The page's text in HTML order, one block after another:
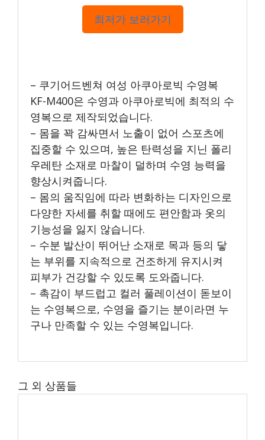
최저가 보러가기
– 쿠기어드벤쳐 여성 아쿠아로빅 수영복
KF-M400은 수영과 아쿠아로빅에 최적의 수
영복으로 제작되었습니다.
– 몸을 꽉 감싸면서 노출이 없어 스포츠에
집중할 수 있으며, 높은 탄력성을 지닌 폴리
우레탄 소재로 마찰이 덜하며 수영 능력을
향상시켜줍니다.
– 몸의 움직임에 따라 변화하는 디자인으로
다양한 자세를 취할 때에도 편안함과 옷의
기능성을 잃지 않습니다.
– 수분 발산이 뛰어난 소재로 목과 등의 닿
는 부위를 지속적으로 건조하게 유지시켜
피부가 건강할 수 있도록 도와줍니다.
– 촉감이 부드럽고 컬러 풀레이션이 돋보이
는 수영복으로, 수영을 즐기는 분이라면 누
구나 만족할 수 있는 수영복입니다.
그 외 상품들